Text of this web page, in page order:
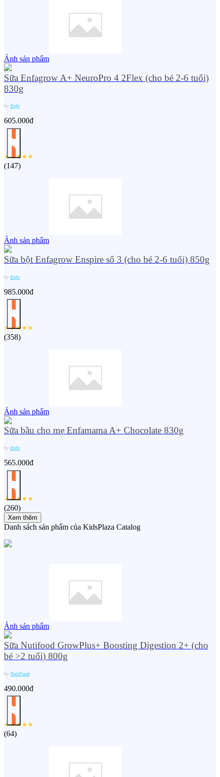
Ảnh sản phẩm
Sữa Enfagrow A+ NeuroPro 4 2Flex (cho bé 2-6 tuổi)
830g
by Enfa
605.000đ
(147)
Ảnh sản phẩm
Sữa bột Enfagrow Enspire số 3 (cho bé 2-6 tuổi) 850g
by Enfa
985.000đ
(358)
Ảnh sản phẩm
Sữa bầu cho mẹ Enfamama A+ Chocolate 830g
by Enfa
565.000đ
(260)
Xem thêm
Danh sách sản phẩm của KidsPlaza Catalog
Ảnh sản phẩm
Sữa Nutifood GrowPlus+ Boosting Digestion 2+ (cho
bé >2 tuổi) 800g
by NutiFood
490.000đ
(64)